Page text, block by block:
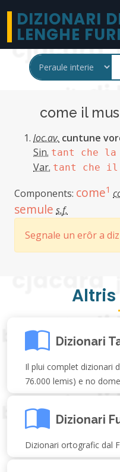
DIZIONARI
LENGHE
come il
loc.av. cuntune
Sin. tant che
Var. tant che il
Components: come1
semule s.f.
Segnale un erôr a
Dizionari
Il plui complet dizionari
76.000 lemis) e no
Dizionari
Dizionari ortografic dal